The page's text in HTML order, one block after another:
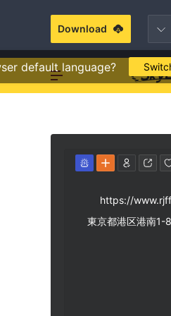
default language?
Download
https://
東京都港区港南1-